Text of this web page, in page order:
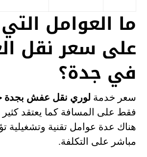
ما العوامل
على سعر نقل
في جدة؟
سعر خدمة لوري نقل عفش بجدة
فقط على المسافة كما يعتقد
هناك عدة عوامل تقنية وتشغيلية
مباشر على التكلفة.